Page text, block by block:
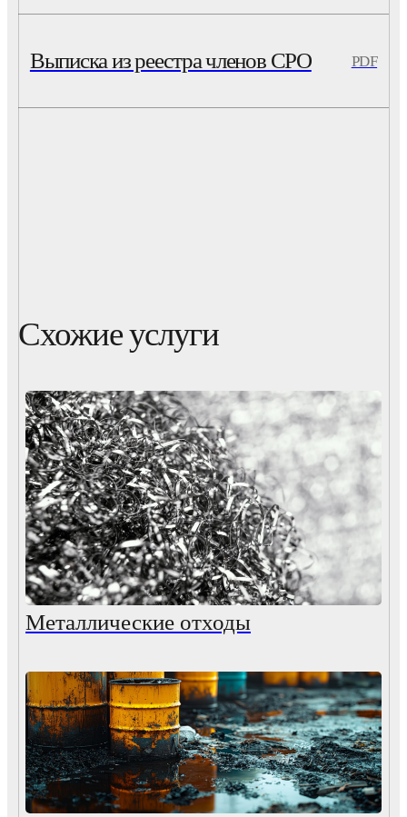
Выписка из реестра членов СРО PDF
Схожие услуги
Металлические отходы